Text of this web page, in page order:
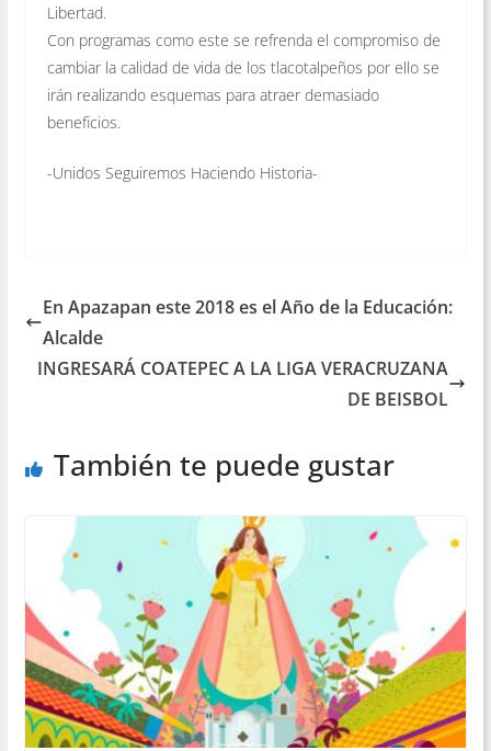
Libertad.
Con programas como este se refrenda el compromiso de
cambiar la calidad de vida de los tlacotalpeños por ello se
irán realizando esquemas para atraer demasiado
beneficios.
-Unidos Seguiremos Haciendo Historia-
En Apazapan este 2018 es el Año de la Educación:
Alcalde
INGRESARÁ COATEPEC A LA LIGA VERACRUZANA
DE BEISBOL
También te puede gustar